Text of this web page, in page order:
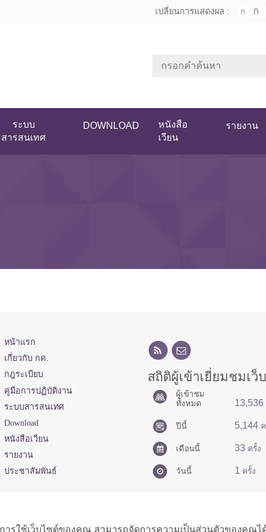
เปลี่ยนการแสดงผล :
ระบบ
สารสนเทศ
DOWNLOAD
หนังสือ
เวียน
รายงาน
หน้าแรก
เกี่ยวกับ กค.
กฎระเบียบ
คู่มือการปฏิบัติงาน
ระบบสารสนเทศ
Download
หนังสือเวียน
รายงาน
ประชาสัมพันธ์
สถิติผู้เข้าเยี่ยมชมเว็
ผู้เข้าชม
ทั้งหมด
13,536
ปีนี้ 5,144
เดือนนี้ 33 ครั้ง
วันนี้ 1 ครั้ง
รใช้เว็บไซต์ของคุณ สามารถจัดการความเป็นส่วนตัวของคุณ